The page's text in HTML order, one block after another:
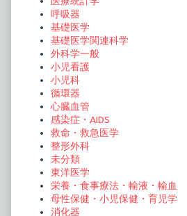
呼吸器
基礎医学
基礎医学関連科学
外科学一般
小児看護
小児科
循環器
心臓血管
感染症・AIDS
救命・救急医学
整形外科
未分類
東洋医学
栄養・食事療法・輸液・輸血
母性保健・小児保健・育児学
消化器